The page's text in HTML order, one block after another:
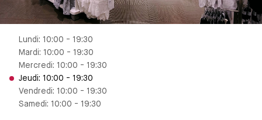
Lundi: 10:00 - 19:30
Mardi: 10:00 - 19:30
Mercredi: 10:00 - 19:30
Jeudi: 10:00 - 19:30
Vendredi: 10:00 - 19:30
Samedi: 10:00 - 19:30